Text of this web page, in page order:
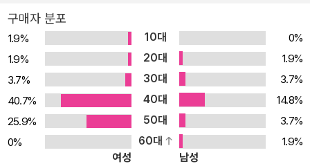
설집 『데이트하자!』는 「사과를 주세요」를 포함하여 다섯 편의 단편소
설을 한데 엮은 소설집이다. 「사과를 주세요」의 주인공인 의지의 친
구, 그 친구의 동생들이 나머지 네 단편의 주인공으로 등장한다. 그래
서 더 익숙하고 반갑기도 한 이 인물들은 「사과를 주세요」에서 미처
하지 못했던 자신만의 이야기들을 다른 단편의 주인공이 되어 재잘재
잘 들려준다. 표제작 「데이트하자!」의 주인공 나래는 「사과를 주세요」
의 화자 태오의 동생이며, 이 작품에서 나래가 짝사랑하는 상대인 수
현의 형인 재현은 마지막 작품 「짝사랑 만세」의 주인공이다. 「삐딱이
구매자 분포
1.9% 10대
0%
1.9%
20대
1.9%
3.7%
30대
3.7%
40.7%
40대
14.8%
25.9%
50대
3.7%
0%
60대
1.9%
여성
남성